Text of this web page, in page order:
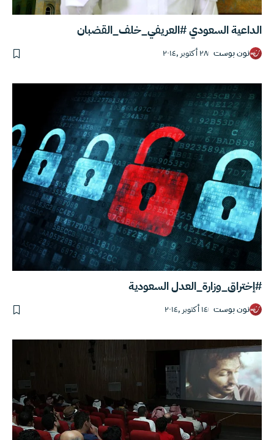
الداعية السعودي #العريفي_خلف_القضبان
نون بوست ٢٨ أكتوبر ,٢٠١٤
#إختراق_وزارة_العدل السعودية
نون بوست ١٤ أكتوبر ,٢٠١٤